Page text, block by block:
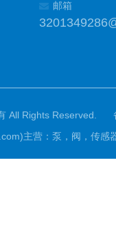
邮箱
All Rights Reserved.
主营：泵，阀，传